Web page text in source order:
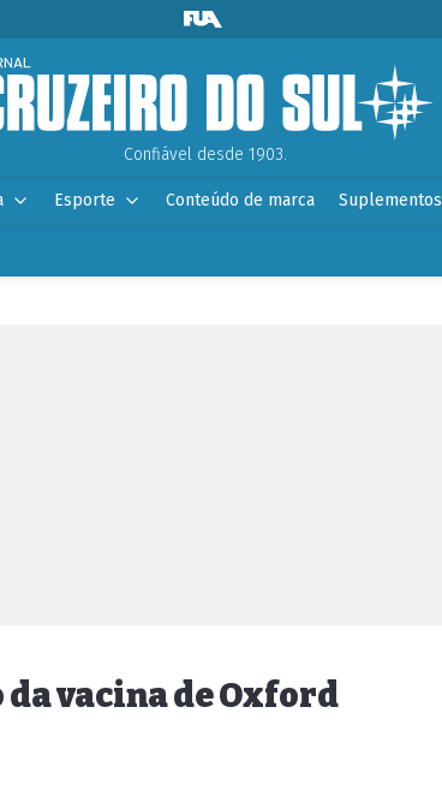
Confiável desde 1903.
Esporte Conteúdo de marca Suplementos
vacina de Oxford